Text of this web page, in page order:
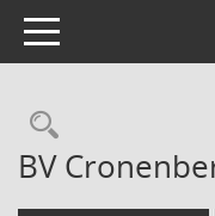
Toggle navigation
BV